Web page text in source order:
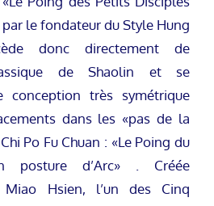
le fondateur du Style Hung
donc directement de
de Shaolin et se
conception très symétrique
dans les «pas de la
Po Fu Chuan : «Le Poing du
posture d’Arc» . Créée
Hsien, l’un des Cinq